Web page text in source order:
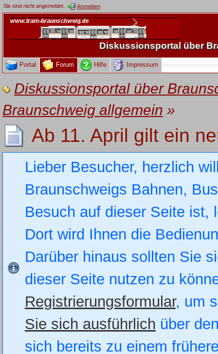
Sie sind nicht angemeldet. Anmelden
Diskussionsportal über
Portal Forum Hilfe Impressum
Diskussionsportal über
Braunschweig allgemein »
Ab 11. April gilt ein
Lieber Besucher, herzlich
Braunschweigs Bahnen,
Besuch auf dieser Seite
Dort wird Ihnen die
Darüber hinaus sollten Sie
dieser Seite nutzen zu
Registrierungsformular, um
Sie sich ausführlich über
sich bereits zu einem